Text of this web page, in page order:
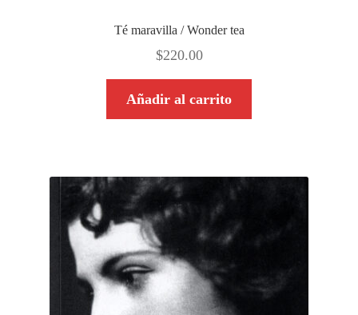
Té maravilla / Wonder tea
$220.00
Añadir al carrito